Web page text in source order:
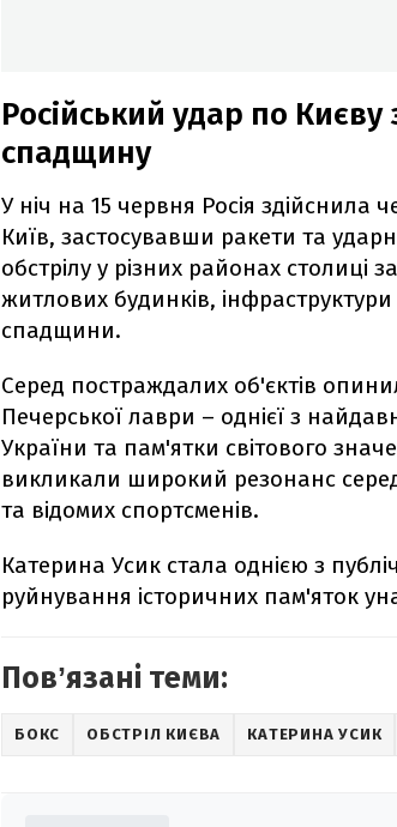
Російський удар по
спадщину
У ніч на 15 червня Росія здійснила
Київ, застосувавши ракети та
обстрілу у різних районах столиці
житлових будинків, інфраструктури
спадщини.
Серед постраждалих об'єктів
Печерської лаври – однієї з
України та пам'ятки світового
викликали широкий резонанс серед
та відомих спортсменів.
Катерина Усик стала однією з
руйнування історичних пам'яток
Повʼязані теми:
БОКС ОБСТРІЛ КИЄВА КАТЕРИНА УСИК